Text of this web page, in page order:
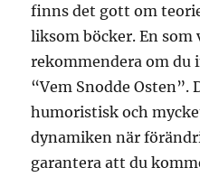
finns det gott om
liksom böcker. En som
rekommendera om du
“Vem Snodde Osten”.
humoristisk och
dynamiken när
garantera att du